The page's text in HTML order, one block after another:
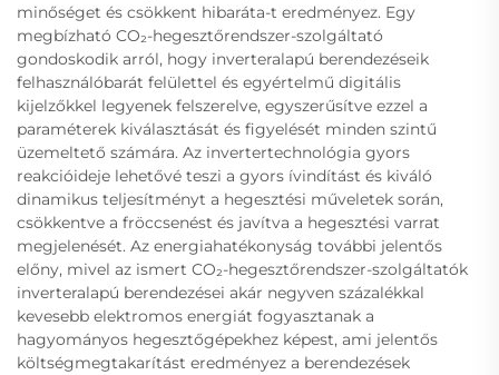
minőséget és csökkent hibaráta-t eredményez. Egy
megbízható CO₂-hegesztőrendszer-szolgáltató
gondoskodik arról, hogy inverteralapú berendezéseik
felhasználóbarát felülettel és egyértelmű digitális
kijelzőkkel legyenek felszerelve, egyszerűsítve ezzel a
paraméterek kiválasztását és figyelését minden szintű
üzemeltető számára. Az invertertechnológia gyors
reakcióideje lehetővé teszi a gyors ívindítást és kiváló
dinamikus teljesítményt a hegesztési műveletek során,
csökkentve a fröccsenést és javítva a hegesztési varrat
megjelenését. Az energiahatékonyság további jelentős
előny, mivel az ismert CO₂-hegesztőrendszer-szolgáltatók
inverteralapú berendezései akár negyven százalékkal
kevesebb elektromos energiát fogyasztanak a
hagyományos hegesztőgépekhez képest, ami jelentős
költségmegtakarítást eredményez a berendezések